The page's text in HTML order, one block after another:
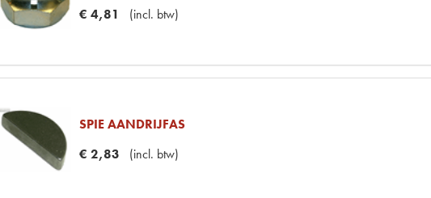
€ 4,81 (incl. btw)
SPIE AANDRIJFAS
€ 2,83 (incl. btw)